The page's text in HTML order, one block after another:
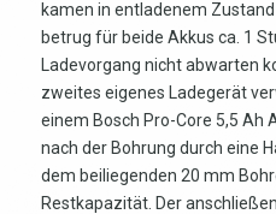
kamen in entladenem
betrug für beide Akkus ca. 1
Ladevorgang nicht abwarten
zweites eigenes Ladegerät
einem Bosch Pro-Core 5,5 Ah
nach der Bohrung durch eine
dem beiliegenden 20 mm
Restkapazität. Der